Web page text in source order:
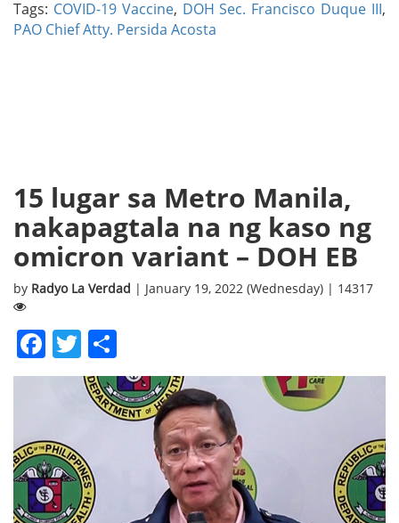
Tags: COVID-19 Vaccine, DOH Sec. Francisco Duque III,
PAO Chief Atty. Persida Acosta
15 lugar sa Metro Manila,
nakapagtala na ng kaso ng
omicron variant – DOH EB
by Radyo La Verdad | January 19, 2022 (Wednesday) | 14317
Facebook
Twitter